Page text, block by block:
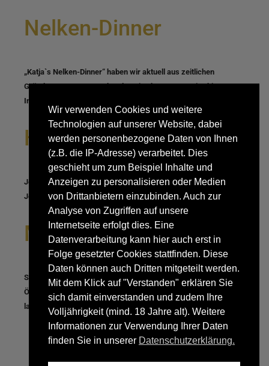
Nelken-Dinner
„Katja`s Nelken-Dinner“ haben wir aktuell aus zeitlichen
Gründen ausgesetzt. Bekunden Sie aber gerne weiterhin
Interesse und beflügeln Sie uns zur Wiedereinführung.
Happy Hour(s)
Jeden Freitag 20.00 Uhr bis 22.00 Uhr Longdrink-Happyhours –
Jeder Longdrink mit 2cl nur € 2,50.
Miet-Schicht
Separate Veranstaltungen können auch außerhalb der
Öffnungszeiten gebucht werden. Nehmen Sie Kontakt auf uns
lassen Sie sich unverbindlich beraten.
Wir verwenden Cookies und weitere
Technologien auf unserer Website, dabei
werden personenbezogene Daten von Ihnen
(z.B. die IP-Adresse) verarbeitet. Dies
geschieht um zum Beispiel Inhalte und
Anzeigen zu personalisieren oder Medien
von Drittanbietern einzubinden. Auch zur
Analyse von Zugriffen auf unsere
Internetseite erfolgt dies. Eine
Datenverarbeitung kann hier auch erst in
Folge gesetzter Cookies stattfinden. Diese
Daten können auch Dritten mitgeteilt werden.
Mit dem Klick auf "Verstanden" erklären Sie
sich damit einverstanden und zudem Ihre
Volljährigkeit (mind. 18 Jahre alt). Weitere
Informationen zur Verwendung Ihrer Daten
finden Sie in unserer Datenschutzerklärung.